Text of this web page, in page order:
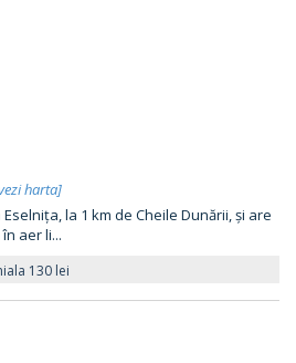
harta]
la 1 km de Cheile Dunării, și are
aer li...
130 lei